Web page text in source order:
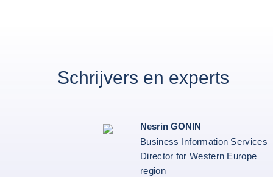
Schrijvers en experts
Nesrin GONIN
Business Information Services
Director for Western Europe
region